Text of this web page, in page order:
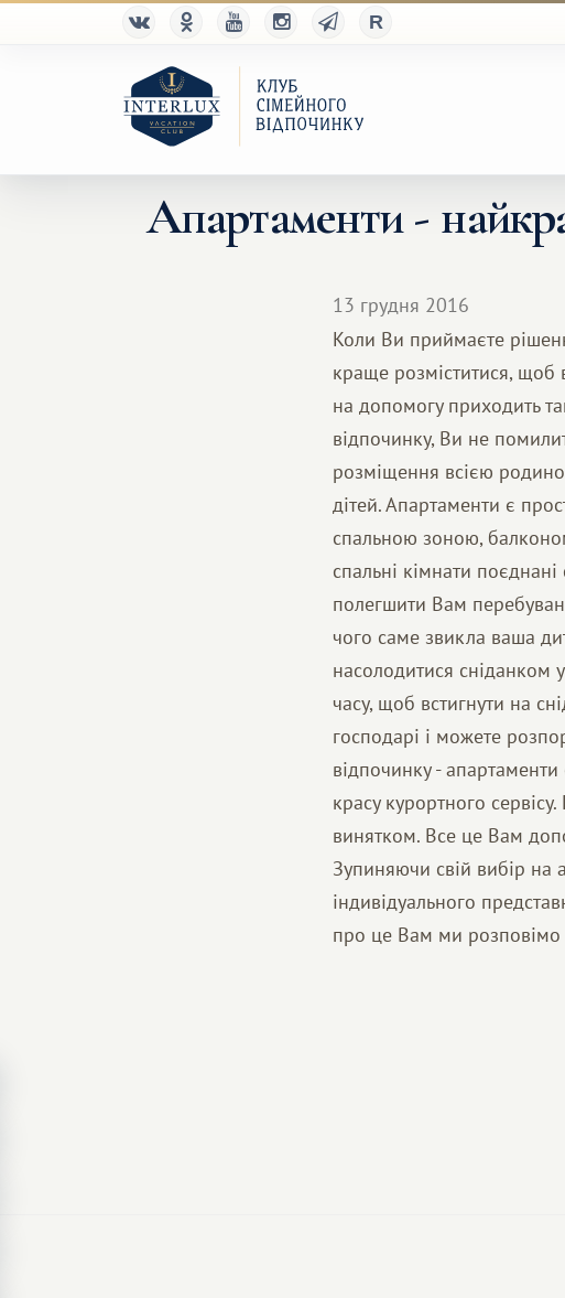
Апартаменти -
13 грудня 2016
Коли Ви приймаєте
краще розміститися, щоб
на допомогу приходить
відпочинку, Ви не
розміщення всією
дітей. Апартаменти є
спальною зоною,
спальні кімнати
полегшити Вам
чого саме звикла ваша
насолодитися сніданком
часу, щоб встигнути на
господарі і можете
відпочинку -
красу курортного
винятком. Все це Вам
Зупиняючи свій вибір на
індивідуального
про це Вам ми